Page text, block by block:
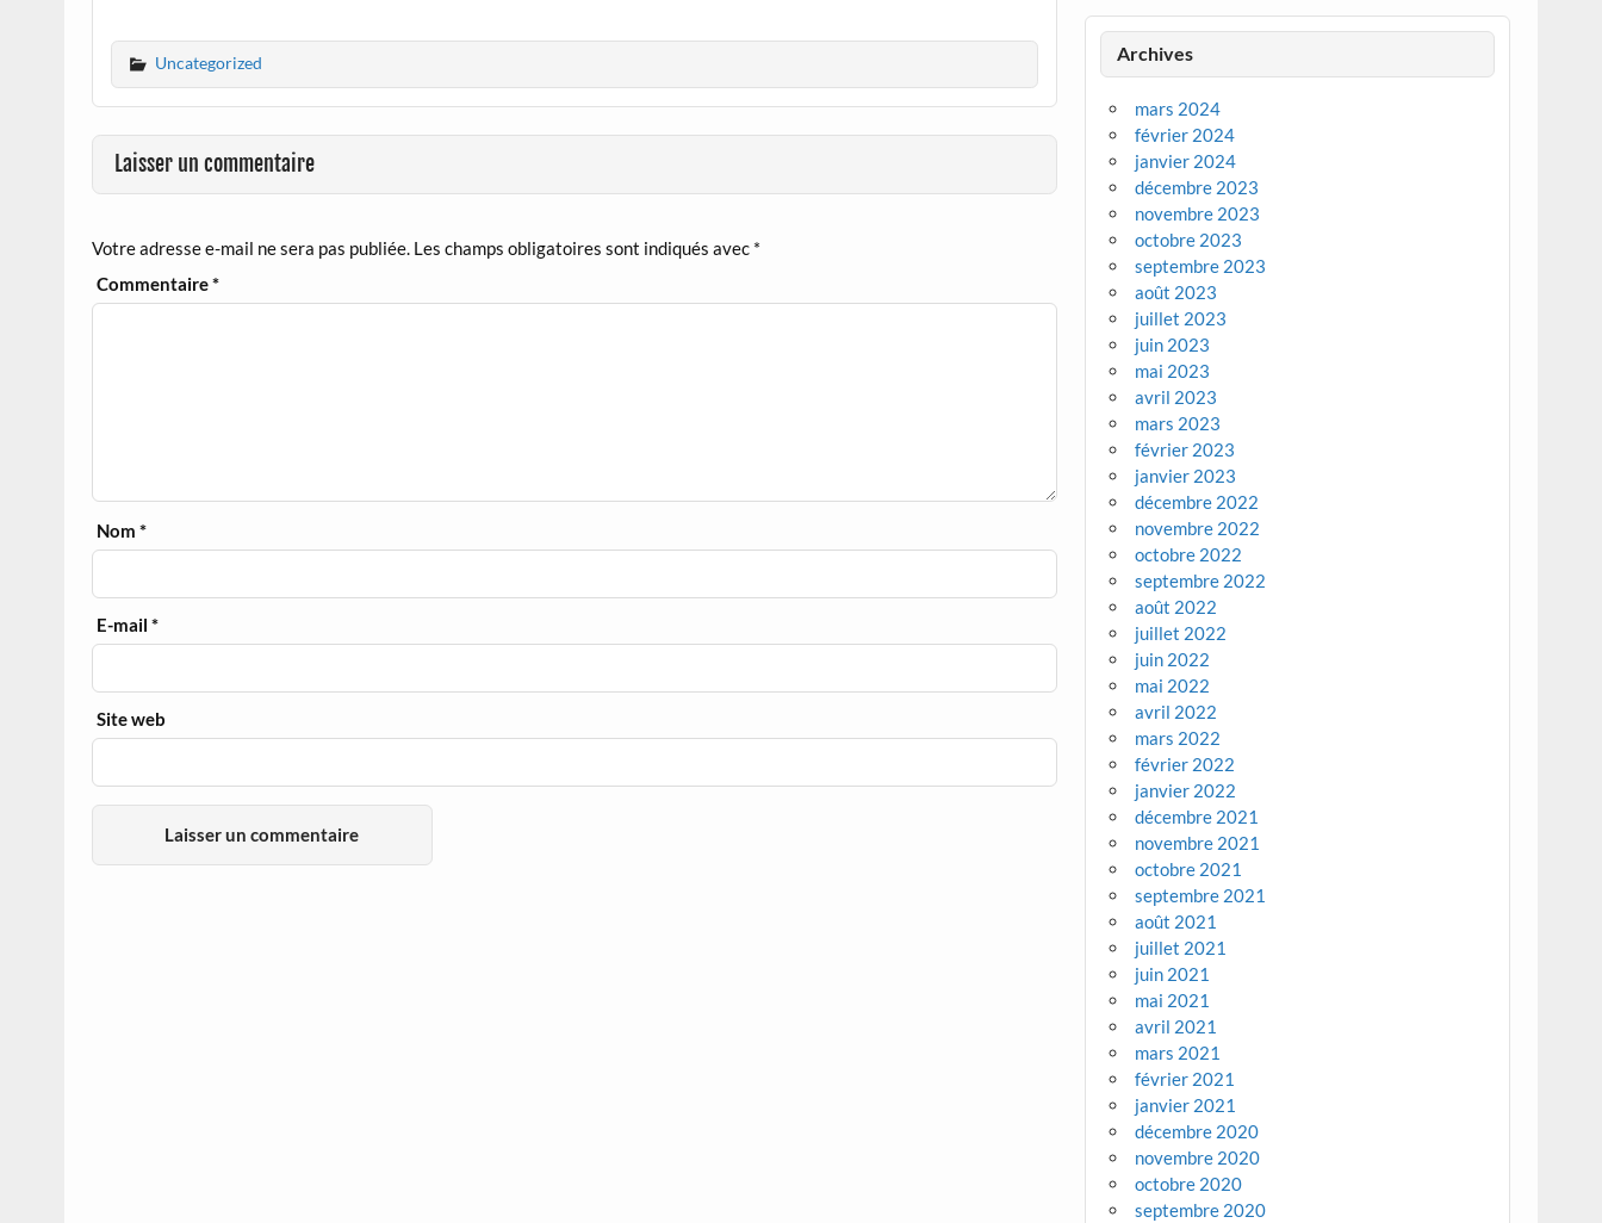
Uncategorized
Laisser un commentaire
Votre adresse e-mail ne sera pas publiée. Les champs obligatoires sont indiqués avec *
Commentaire*
Nom*
E-mail*
Site web
Archives
mars 2024
février 2024
janvier 2024
décembre 2023
novembre 2023
octobre 2023
septembre 2023
août 2023
juillet 2023
juin 2023
mai 2023
avril 2023
mars 2023
février 2023
janvier 2023
décembre 2022
novembre 2022
octobre 2022
septembre 2022
août 2022
juillet 2022
juin 2022
mai 2022
avril 2022
mars 2022
février 2022
janvier 2022
décembre 2021
novembre 2021
octobre 2021
septembre 2021
août 2021
juillet 2021
juin 2021
mai 2021
avril 2021
mars 2021
février 2021
janvier 2021
décembre 2020
novembre 2020
octobre 2020
septembre 2020